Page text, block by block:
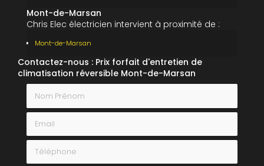
Mont-de-Marsan
Chris Elec électricien intervient à proximité de :
Mont-de-Marsan
Contactez-nous : Prix forfait d'entretien de
climatisation réversible Mont-de-Marsan
Nom Prénom
Email
Téléphone